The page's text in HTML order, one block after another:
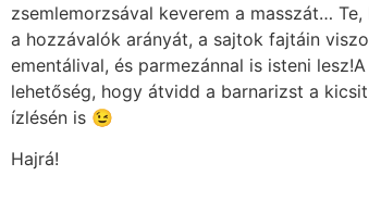
zsemlemorzsával keverem a masszát…
a hozzávalók arányát, a sajtok fajtáin
ementálival, és parmezánnal is isteni
lehetőség, hogy átvidd a barnarizst a
ízlésén is 😉
Hajrá!